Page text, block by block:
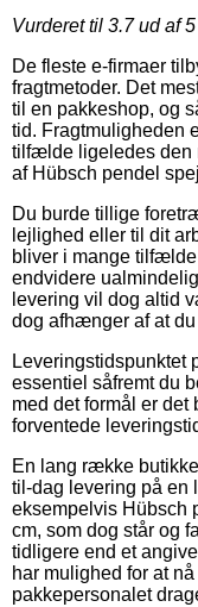
Vurderet til 3.7ud af 5
De fleste e-firmaer
fragtmetoder. Det
til en pakkeshop, og
tid. Fragtmuligheden
tilfælde ligeledes den
af Hübsch pendel
Du burde tillige
lejlighed eller til dit
bliver i mange
endvidere
levering vil dog altid
dog afhænger af at
Leveringstidspunktet
essentiel såfremt du
med det formål er det
forventede
En lang række
til-dag levering på en
eksempelvis Hübsch
cm, som dog står og
tidligere end et
har mulighed for at
pakkepersonalet